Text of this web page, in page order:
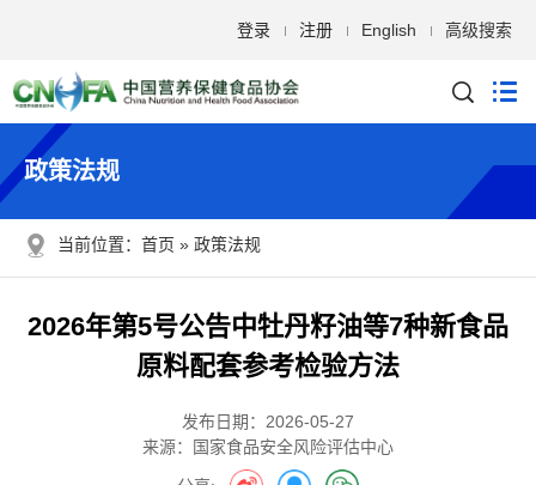
登录 注册 English 高级搜索
政策法规
当前位置： 首页 政策法规
2026年第5号公告中牡丹籽油等7种新食品
原料配套参考检验方法
发布日期：2026-05-27
来源：
国家食品安全风险评估中心